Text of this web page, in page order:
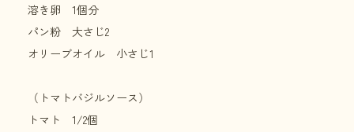
溶き卵 1個分
パン粉 大さじ2
オリーブオイル 小さじ1
（トマトバジルソース）
トマト 1/2個